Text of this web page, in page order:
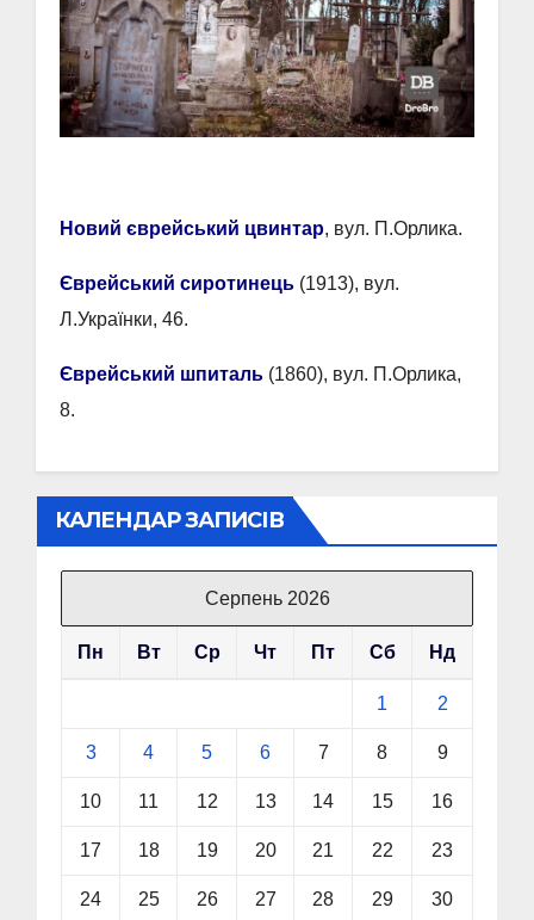
Новий єврейський цвинтар, вул. П.Орлика.
Єврейський сиротинець (1913), вул.
Л.Українки, 46.
Єврейський шпиталь (1860), вул. П.Орлика,
8.
КАЛЕНДАР ЗАПИСІВ
Серпень 2026
Пн Вт Ср Чт Пт Сб Нд
1 2
3 4 5 6 7 8 9
10 11 12 13 14 15 16
17 18 19 20 21 22 23
24 25 26 27 28 29 30